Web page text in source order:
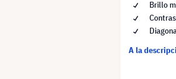
Brillo
A la